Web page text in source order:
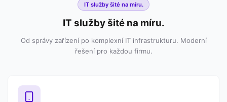
IT služby šité na míru.
IT služby šité na míru.
Od správy zařízení po komplexní IT infrastrukturu. Moderní
řešení pro každou firmu.